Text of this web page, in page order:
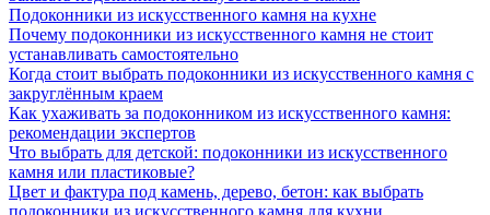
Подоконники из искусственного камня на кухне
Почему подоконники из искусственного камня не стоит
устанавливать самостоятельно
Когда стоит выбрать подоконники из искусственного камня с
закруглённым краем
Как ухаживать за подоконником из искусственного камня:
рекомендации экспертов
Что выбрать для детской: подоконники из искусственного
камня или пластиковые?
Цвет и фактура под камень, дерево, бетон: как выбрать